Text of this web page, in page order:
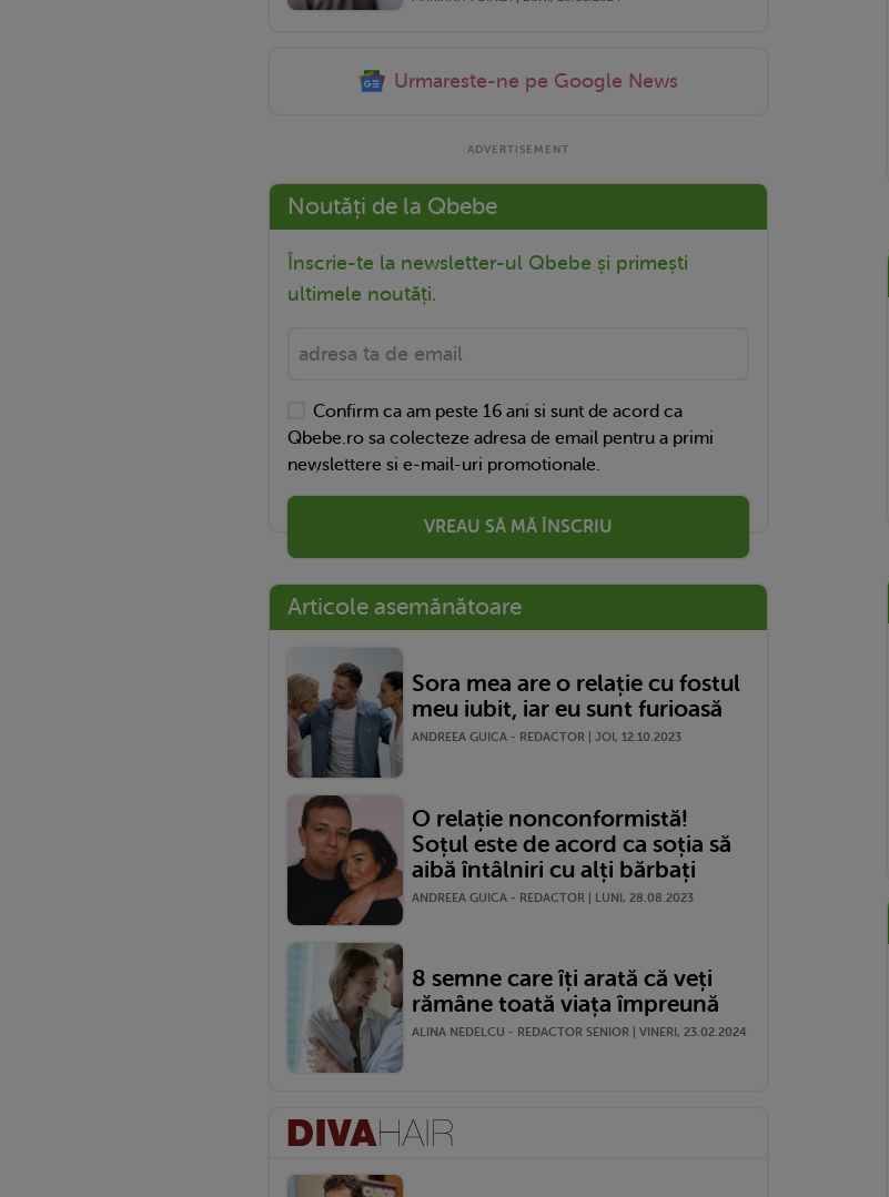
Urmareste-ne pe Google News
Noutăți de la Qbebe
Înscrie-te la newsletter-ul Qbebe și primești
ultimele noutăți.
Confirm ca am peste 16 ani si sunt de acord ca
Qbebe.ro sa colecteze adresa de email pentru a primi
newslettere si e-mail-uri promotionale.
VREAU SĂ MĂ ÎNSCRIU
Articole asemănătoare
Sora mea are o relație cu fostul
meu iubit, iar eu sunt furioasă
ANDREEA GUICA - REDACTOR | JOI, 12.10.2023
O relație nonconformistă!
Soțul este de acord ca soția să
aibă întâlniri cu alți bărbați
ANDREEA GUICA - REDACTOR | LUNI, 28.08.2023
8 semne care îți arată că veți
rămâne toată viața împreună
ALINA NEDELCU - REDACTOR SENIOR | VINERI, 23.02.2024